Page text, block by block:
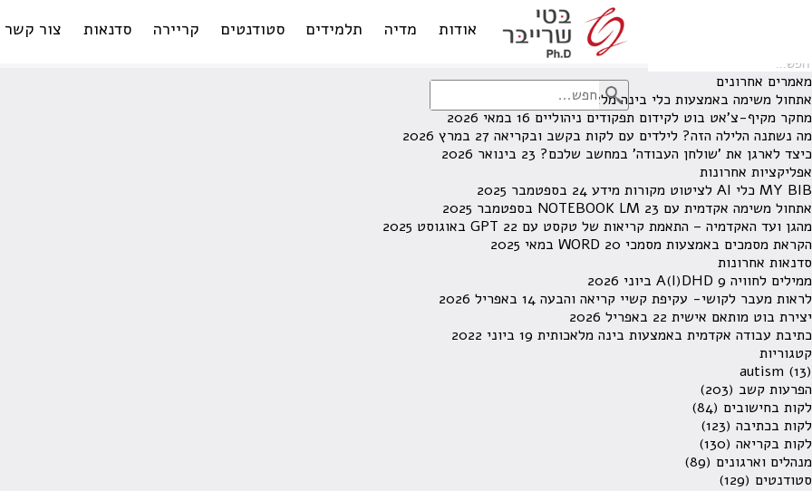
אודות מדיה תלמידים סטודנטים קריירה סדנאות צור קשר
לא נמצאו תוצאות תחת קטגוריה זו.
מחפש משהו מסויים? השתמש בחיפוש
מאמרים אחרונים
אתחול משימה באמצעות כלי בינה מלאכותית
מחקר מקיף-צ'אט בוט לקידום תפקודים ניהוליים 16 במאי 2026
מה נשתנה הלילה הזה? לילדים עם לקות בקשב ובקריאה 27 במרץ 2026
כיצד לארגן את 'שולחן העבודה' במחשב שלכם? 23 בינואר 2026
אפליקציות אחרונות
MY BIB כלי AI לציטוט מקורות מידע
24 בספטמבר 2025
אתחול משימה אקדמית עם NOTEBOOK LM 23 בספטמבר 2025
מהגן ועד האקדמיה – התאמת קריאות של טקסט עם GPT 22 באוגוסט 2025
הקראת מסמכים באמצעות מסמכי WORD 20 במאי 2025
סדנאות אחרונות
ממילים לחוויה A(I)DHD 9 ביוני 2026
לראות מעבר לקושי- עקיפת קשיי קריאה והבעה 14 באפריל 2026
יצירת בוט מותאם אישית 22 באפריל 2026
כתיבת עבודה אקדמית באמצעות בינה מלאכותית 19 ביוני 2022
קטגוריות
autism (13)
הפרעות קשב (203)
לקות בחישובים (84)
לקות בכתיבה (123)
לקות בקריאה (130)
מנהלים וארגונים (89)
סטודנטים (129)